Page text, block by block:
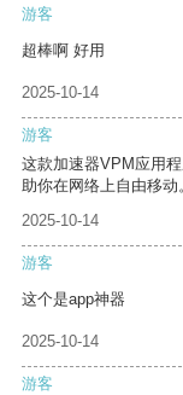
游客
超棒啊 好用
2025-10-14
游客
这款加速器VPM应用
助你在网络上自由移动
2025-10-14
游客
这个是app神器
2025-10-14
游客